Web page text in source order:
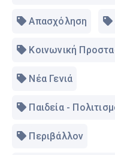
Απασχόληση
Κοινωνική
Νέα Γενιά
Παιδεία -
Περιβάλλον